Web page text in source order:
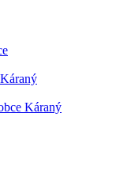
Káraný